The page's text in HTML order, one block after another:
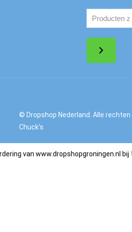
© Dropshop Nederland. Alle
Chuck's
van www.dropshopgroningen.nl bij